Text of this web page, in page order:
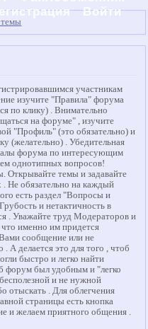
Войти
участникам
изучите "Правила" форума
по клику) . Внимательно
на форуме" , изучите
"Профиль" (это обязательно) и
(желательно) . Убедительная
форума по интересующим
однотипных вопросов!
Открывайте темы и задавайте
Не обязательно на каждый
есть раздел "Вопросы и
и нетактичность в
. Уважайте труд Модераторов и
именно им придется
сообщение или не
А делается это для того , чтоб
быстро и легко найти
был удобным и "легко
и не нужной
отыскать . Для облегчения
страницы есть кнопка
и желаем приятного общения .